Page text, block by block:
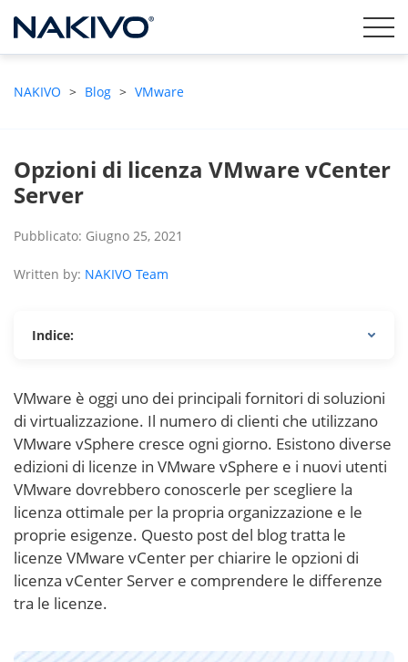
NAKIVO > Blog > VMware
Opzioni di licenza VMware vCenter
Server
Pubblicato: Giugno 25, 2021
Written by: NAKIVO Team
Indice:
VMware è oggi uno dei principali fornitori di soluzioni
di virtualizzazione. Il numero di clienti che utilizzano
VMware vSphere cresce ogni giorno. Esistono diverse
edizioni di licenze in VMware vSphere e i nuovi utenti
VMware dovrebbero conoscerle per scegliere la
licenza ottimale per la propria organizzazione e le
proprie esigenze. Questo post del blog tratta le
licenze VMware vCenter per chiarire le opzioni di
licenza vCenter Server e comprendere le differenze
tra le licenze.